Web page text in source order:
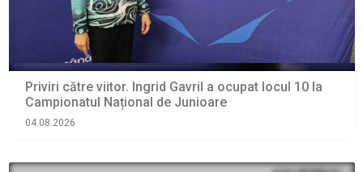
Priviri către viitor. Ingrid Gavril a ocupat locul 10 la
Campionatul Național de Junioare
04.08.2026